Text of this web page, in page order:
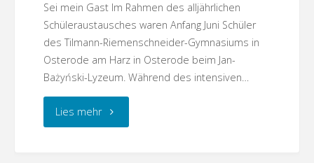
Sei mein Gast Im Rahmen des alljährlichen
Schüleraustausches waren Anfang Juni Schüler
des Tilmann-Riemenschneider-Gymnasiums in
Osterode am Harz in Osterode beim Jan-
Bażyński-Lyzeum. Während des intensiven…
Lies mehr"Osterode